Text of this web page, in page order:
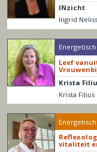
INzicht
Ingrid
Leef
Krista
Krista Filius
vitaliteit